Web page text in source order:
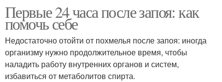
Первые 24 часа после запоя: как
помочь себе
Недостаточно отойти от похмелья после запоя: иногда
организму нужно продолжительное время, чтобы
наладить работу внутренних органов и систем,
избавиться от метаболитов спирта.